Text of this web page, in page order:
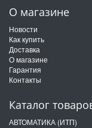
О магазине
Новости
Как купить
Доставка
О магазине
Гарантия
Контакты
Каталог
АВТОМАТИКА (ИТП)